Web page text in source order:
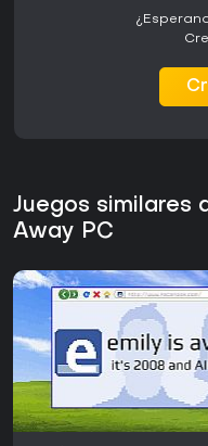
Juegos similares
Away PC